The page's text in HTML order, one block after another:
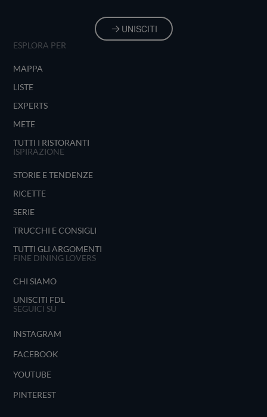
UNISCITI
ESPLORA PER
MAPPA
LISTE
EXPERTS
METE
TUTTI I RISTORANTI
ISPIRAZIONE
STORIE E TENDENZE
RICETTE
SERIE
TRUCCHI E CONSIGLI
TUTTI GLI ARGOMENTI
FINE DINING LOVERS
CHI SIAMO
UNISCITI FDL
SEGUICI SU
INSTAGRAM
FACEBOOK
YOUTUBE
PINTEREST